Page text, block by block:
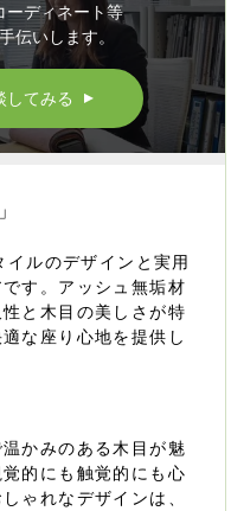
ーディネート等
伝いします。
してみる ▲
イルのデザインと実用
す。アッシュ無垢材
と木目の美しさが特
な座り心地を提供し
かみのある木目が魅
的にも触覚的にも心
ゃれなデザインは、